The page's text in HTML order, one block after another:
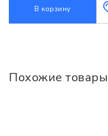
В корзину
Похожие товары